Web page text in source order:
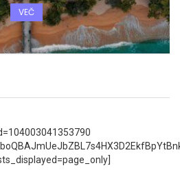
VEČ